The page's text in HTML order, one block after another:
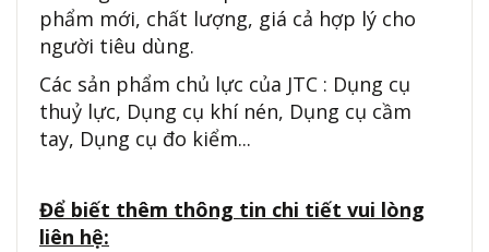
phẩm mới, chất lượng, giá cả hợp lý cho
người tiêu dùng.
Các sản phẩm chủ lực của JTC : Dụng cụ
thuỷ lực, Dụng cụ khí nén, Dụng cụ cầm
tay, Dụng cụ đo kiểm...
Để biết thêm thông tin chi tiết vui lòng
liên hệ: